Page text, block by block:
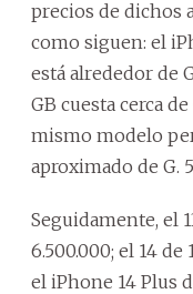
precios de dichos
como siguen: el
está alrededor de
GB cuesta cerca
mismo modelo
aproximado de G.
Seguidamente, el
6.500.000; el 14 de
el iPhone 14 Plus